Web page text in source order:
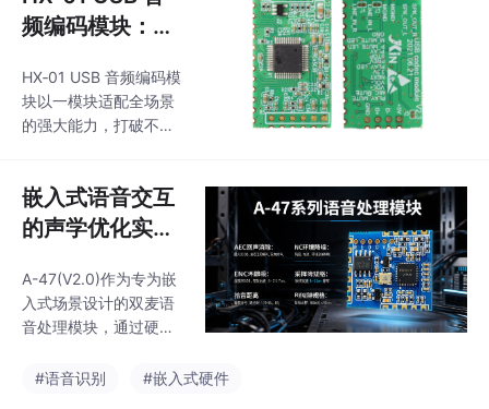
音“听不清、叫不应”的
长期难题。
频编码模块：全
心，赋能多领域
音频应用
HX‑01 USB 音频编码模
块以一模块适配全场景
的强大能力，打破不同
对讲、医疗监护的实时
沟通，到智慧教育的清
晰拾音、工业检测的精
准采集，均能提供稳
定、高效、高保真的音
频解决方案。凭借免驱
兼容、灵活配置、高集
核心优势，HX‑01 持续
嵌入式语音交互
的声学优化实
处理模块技术
A-47(V2.0)作为专为嵌
入式场景设计的双麦语
音处理模块，通过硬件
小厂商提供了低门槛的
#语音识别 #嵌入式硬件